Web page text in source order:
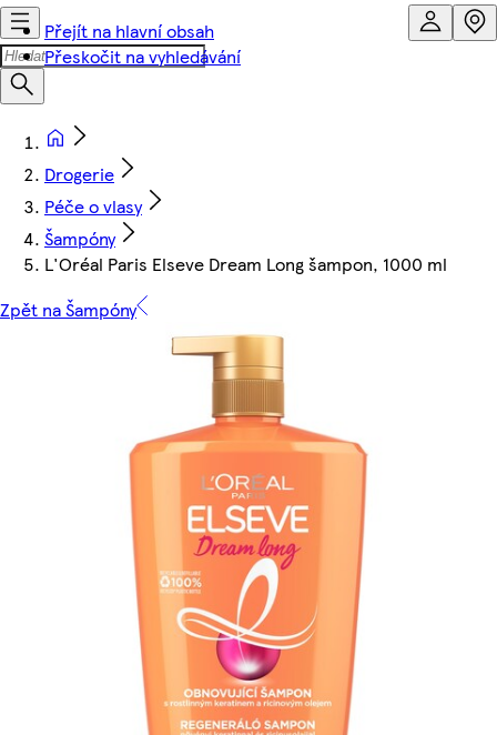
Přejít na hlavní obsah
Přeskočit na vyhledávání
Drogerie
Péče o vlasy
Šampóny
L'Oréal Paris Elseve Dream Long šampon, 1000 ml
Zpět na Šampóny